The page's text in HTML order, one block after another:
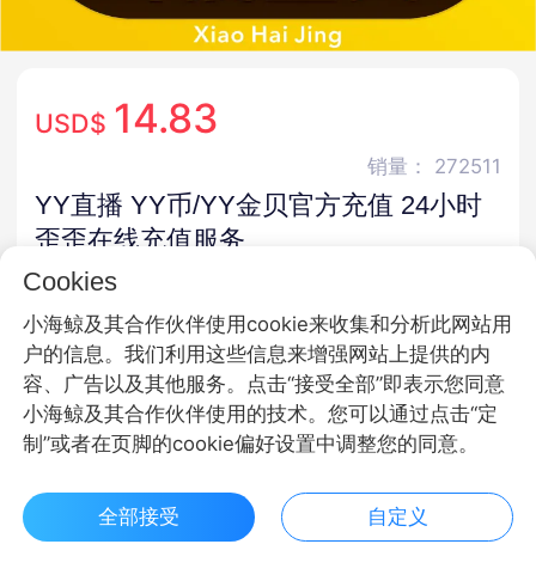
USD$ 14.83
销量： 272511
YY直播 YY币/YY金贝官方充值 24小时
歪歪在线充值服务
官方直充 · 30天保价 · 极速发货 · 24小时充值
商品规格
YY币
100YY币 300YY币 500YY币
$ 14.83立即购买
Cookies
小海鲸及其合作伙伴使用cookie来收集和分析此网站用
户的信息。我们利用这些信息来增强网站上提供的内
容、广告以及其他服务。点击“接受全部”即表示您同意
小海鲸及其合作伙伴使用的技术。您可以通过点击“定
制”或者在页脚的cookie偏好设置中调整您的同意。
全部接受 自定义